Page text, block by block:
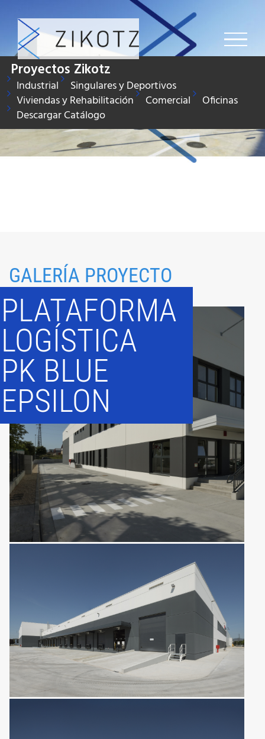
contenido
PLATAFORMA
LOGÍSTICA
PK BLUE
EPSILON
Proyectos Zikotz
Industrial
Singulares y Deportivos
Viviendas y Rehabilitación
Comercial
Oficinas
Descargar Catálogo
GALERÍA PROYECTO